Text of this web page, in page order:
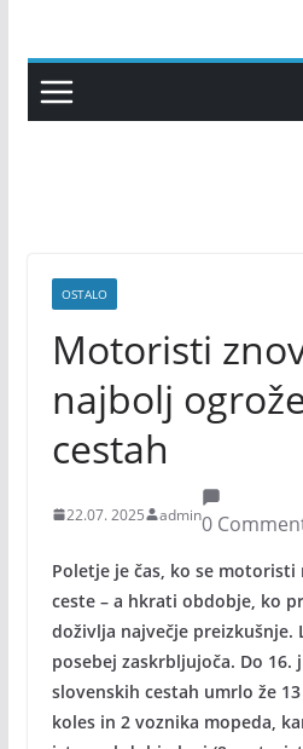
content
OSTALO
Motoristi
najbolj
cestah
22.07. 2025 admin0
Poletje je čas, ko se
ceste – a hkrati obdobje, ko
doživlja največje preizkušnje.
posebej zaskrbljujoča. Do 16.
slovenskih cestah umrlo že
koles in 2 voznika mopeda,